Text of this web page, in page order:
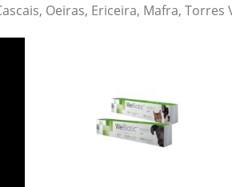
Oeiras, Ericeira, Mafra, Torres